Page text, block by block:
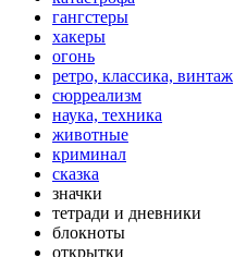
гангстеры
хакеры
огонь
ретро, классика, винтаж
сюрреализм
наука, техника
животные
криминал
сказка
значки
тетради и дневники
блокноты
открытки